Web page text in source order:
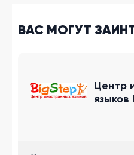
ВАС МОГУТ
Центр
языков